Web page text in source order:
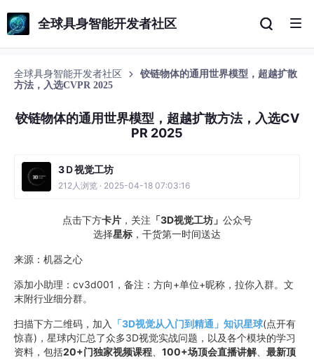
全球具身智能开发者社区
全球具身智能开发者社区
铰链物体的通用世界模型，超越扩散
方法，入选CVPR 2025
铰链物体的通用世界模型，超越扩散方法，入选CV
PR 2025
3Ｄ视觉工坊
212人浏览 · 2025-04-18 07:03:16
点击下方卡片，关注 「3D视觉工坊」 公众号
选择星标 ，干货第一时间送达
来源：机器之心
添加小助理：cv3d001，备注：方向+单位+昵称，拉你入群。文
末附行业细分群。
扫描下方二维码，加入 「3D视觉从入门到精通」知识星球(点开有
惊喜)，星球内汇总了众多3D视觉实战问题，以及各个模块的学习
资料，包括20+门独家视频课程 100+场顶会直播讲解、 最新顶